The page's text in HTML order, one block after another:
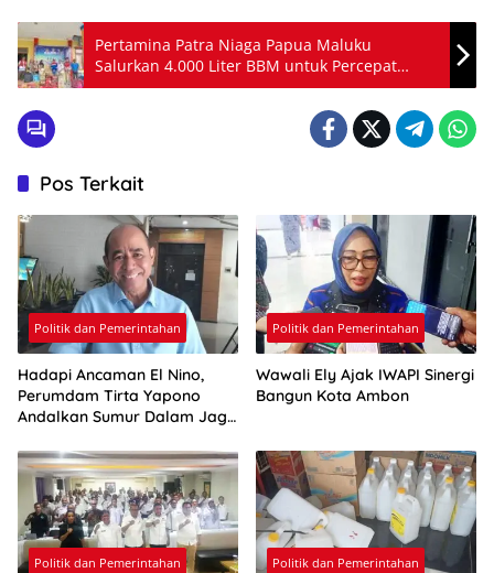
Pertamina Patra Niaga Papua Maluku
Salurkan 4.000 Liter BBM untuk Percepat
Pemulihan Banjir dan Longsor Halmahera
Pos Terkait
Politik dan Pemerintahan
Hadapi Ancaman El Nino,
Perumdam Tirta Yapono
Andalkan Sumur Dalam Jaga
Politik dan Pemerintahan
Wawali Ely Ajak IWAPI Sinergi
Bangun Kota Ambon
Politik dan Pemerintahan Politik dan Pemerintahan